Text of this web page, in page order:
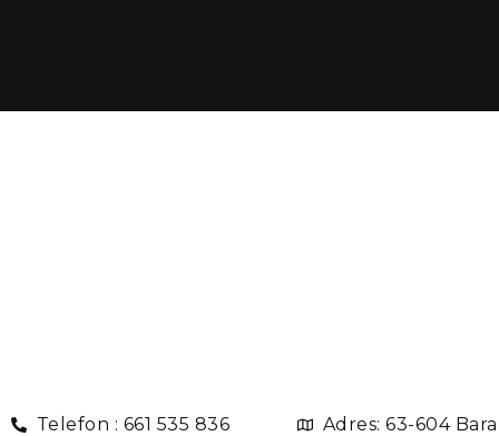
Telefon : 661 535 836 Adres: 63-604